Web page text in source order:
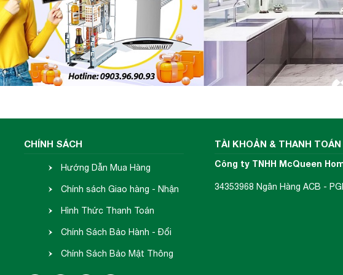
bấm tăng/giảm tuần tự mà chọn ngay chế độ
khiển chỉ phát sáng khi bếp được bật, mang
mỹ của bếpThêm công suất vượt trội: Tính
CHÍNH SÁCH
Hướng Dẫn Mua Hàng
Chính sách Giao hàng - Nhận
hàng
Hình Thức Thanh Toán
Chính Sách Bảo Hành - Đổi
Trả
Chính Sách Bảo Mật Thông
TÀI KHOẢN & THANH TOÁN
Công ty TNHH McQueen
34353968 Ngân Hàng ACB -